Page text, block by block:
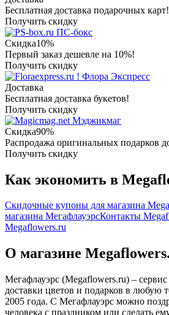
Бесплатная доставка подарочных карт!
Получить скидку
ПС-бокс
Скидка10%
Первый заказ дешевле на 10%!
Получить скидку
Флора Экспресс
Доставка
Бесплатная доставка букетов!
Получить скидку
Мэджикмаг
Скидка90%
Распродажа оригинальных подарков
Получить скидку
Как экономить в
Скидочные купоны для магазина
магазина МегафлауэрсКонтакты
Megaflowers.ru
О магазине
Мегафлауэрс (Megaflowers.ru) – сервис
доставки цветов и подарков в любую
2005 года. С Мегафлауэрс можно
человека с праздником или сделать